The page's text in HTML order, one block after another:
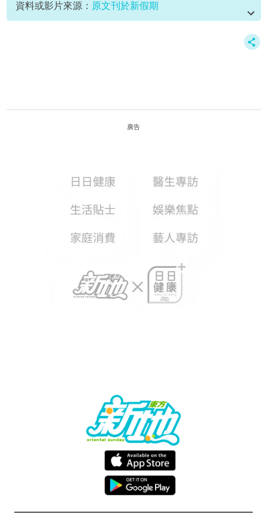
資料或影片來源： 原文刊於新假期
廣告